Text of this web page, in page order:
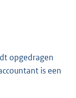
opgedragen
is een